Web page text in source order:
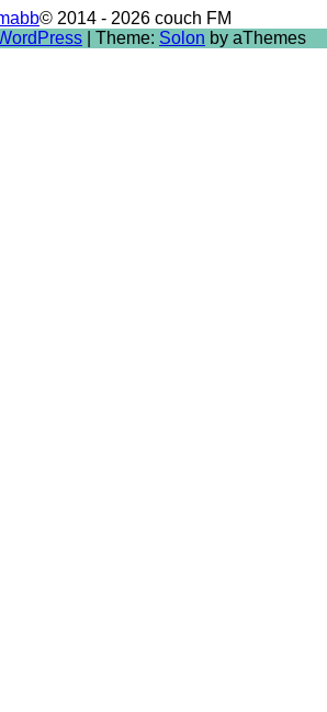
© 2014 - 2026 couch FM
Theme: Solon by aThemes